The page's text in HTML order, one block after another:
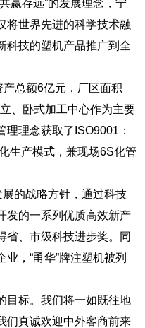
赢存远”的发展理念，宁
将世界先进的科学技术融
科技的塑机产品推广到全
总额6亿元，厂区面积
、卧式加工中心作为主要
理念获取了ISO9001：
生产模式，兼现场6S化管
展的战略方针，通过科技
发的一系列优质高效新产
省、市级科技进步奖。同
，“甬华”牌注塑机被列
目标。我们将一如既往地
们真诚欢迎中外客商前来